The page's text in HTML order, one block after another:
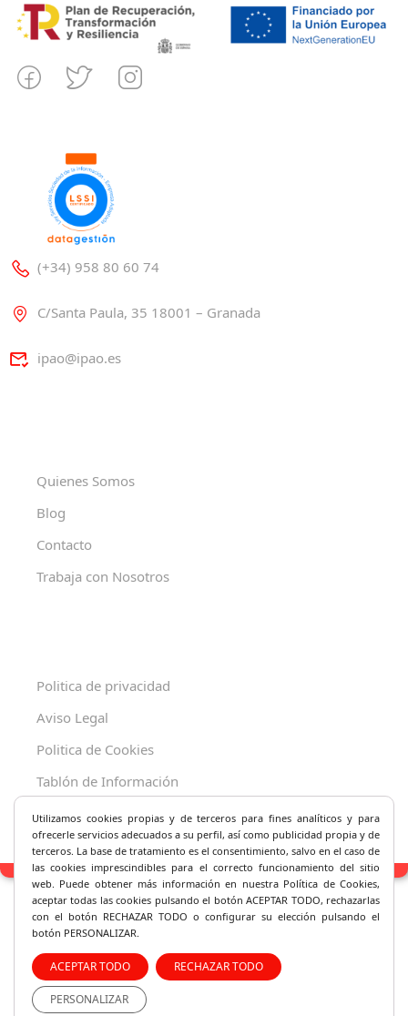
(+34) 958 80 60 74
C/Santa Paula, 35 18001 – Granada
ipao@ipao.es
Quienes Somos
Blog
Contacto
Trabaja con Nosotros
Politica de privacidad
Aviso Legal
Politica de Cookies
Tablón de Información
Decreto 625/2019
Utilizamos cookies propias y de terceros para fines analíticos y para
ofrecerle servicios adecuados a su perfil, así como publicidad propia y de
terceros. La base de tratamiento es el consentimiento, salvo en el caso de
las cookies imprescindibles para el correcto funcionamiento del sitio
web. Puede obtener más información en nuestra Política de Cookies,
aceptar todas las cookies pulsando el botón ACEPTAR TODO, rechazarlas
con el botón RECHAZAR TODO o configurar su elección pulsando el
botón PERSONALIZAR.
ACEPTAR TODO RECHAZAR TODO
PERSONALIZAR